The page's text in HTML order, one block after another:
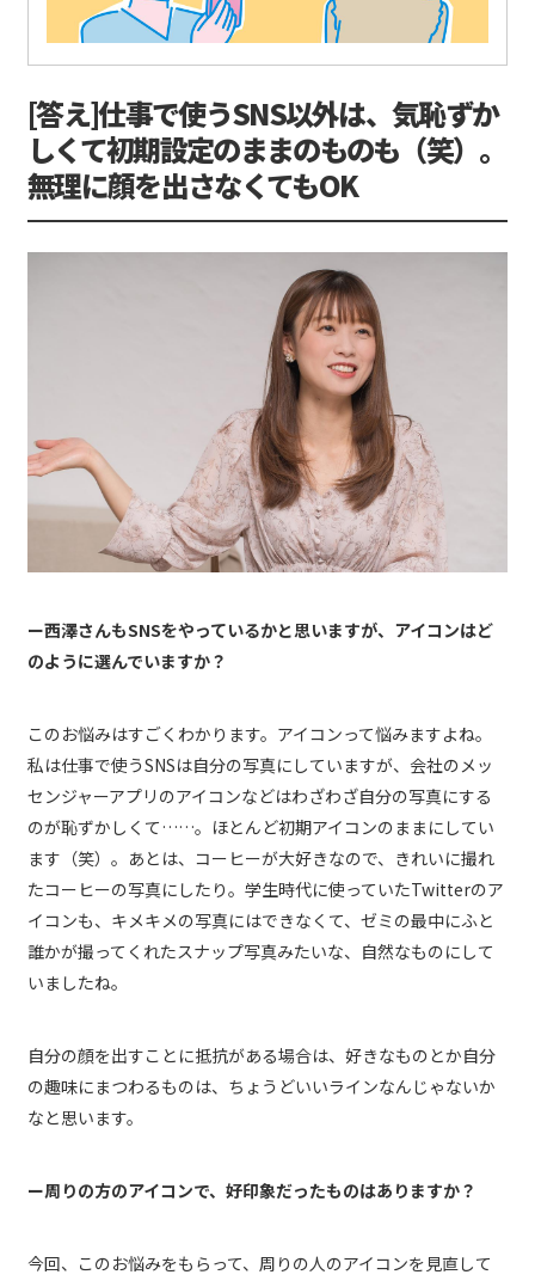
[答え]仕事で使うSNS以外は、気恥ずか
しくて初期設定のままのものも（笑）。
無理に顔を出さなくてもOK
ー西澤さんもSNSをやっているかと思いますが、アイコンはど
のように選んでいますか？
このお悩みはすごくわかります。アイコンって悩みますよね。
私は仕事で使うSNSは自分の写真にしていますが、会社のメッ
センジャーアプリのアイコンなどはわざわざ自分の写真にする
のが恥ずかしくて……。ほとんど初期アイコンのままにしてい
ます（笑）。あとは、コーヒーが大好きなので、きれいに撮れ
たコーヒーの写真にしたり。学生時代に使っていたTwitterのア
イコンも、キメキメの写真にはできなくて、ゼミの最中にふと
誰かが撮ってくれたスナップ写真みたいな、自然なものにして
いましたね。
自分の顔を出すことに抵抗がある場合は、好きなものとか自分
の趣味にまつわるものは、ちょうどいいラインなんじゃないか
なと思います。
ー周りの方のアイコンで、好印象だったものはありますか？
今回、このお悩みをもらって、周りの人のアイコンを見直して